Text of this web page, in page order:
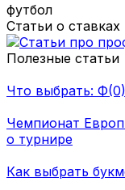
футбол
Статьи о ставках
Полезные статьи
Что выбрать:
Чемпионат
о турнире
Как выбрать